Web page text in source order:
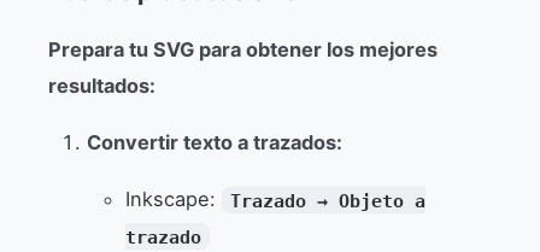
Prepara tu SVG para obtener los mejores
resultados:
Convertir texto a trazados:
Inkscape:
Trazado → Objeto a
trazado